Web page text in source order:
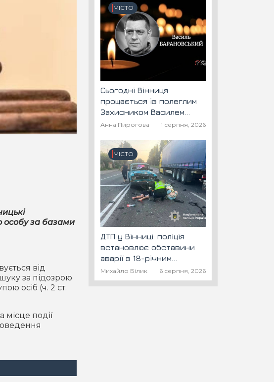
особу за базами
від
за підозрою
осіб (ч. 2 ст.
події
МІСТО
Сьогодні Вінниця
прощається із полеглим
Захисником Василем
Барановським "Шторм"
Анна Пирогова 1 серпня, 2026
МІСТО
ДТП у Вінниці: поліція
встановлює обставини
аварії з 18-річним
скутеристом
Михайло Білик 6 серпня, 2026